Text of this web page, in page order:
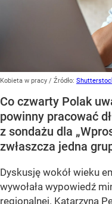
Kobieta w pracy / Źródło:
Co czwarty Polak
powinny pracować
z sondażu dla
zwłaszcza jedna
Dyskusję wokół wieku
wywołała wypowiedź
regionalnej. Katarzyna